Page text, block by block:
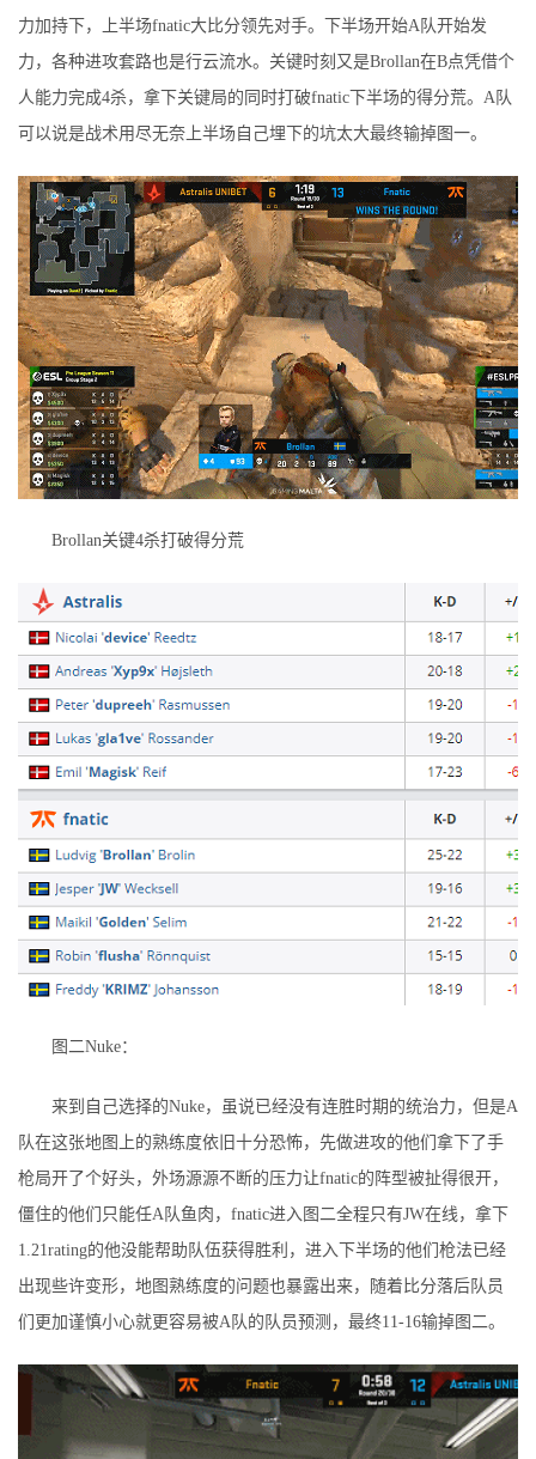
力加持下，上半场fnatic大比分领先对手。下半场开始A队开始发
力，各种进攻套路也是行云流水。关键时刻又是Brollan在B点凭借个
人能力完成4杀，拿下关键局的同时打破fnatic下半场的得分荒。A队
可以说是战术用尽无奈上半场自己埋下的坑太大最终输掉图一。
Brollan关键4杀打破得分荒
图二Nuke：
来到自己选择的Nuke，虽说已经没有连胜时期的统治力，但是A
队在这张地图上的熟练度依旧十分恐怖，先做进攻的他们拿下了手
枪局开了个好头，外场源源不断的压力让fnatic的阵型被扯得很开，
僵住的他们只能任A队鱼肉，fnatic进入图二全程只有JW在线，拿下
1.21rating的他没能帮助队伍获得胜利，进入下半场的他们枪法已经
出现些许变形，地图熟练度的问题也暴露出来，随着比分落后队员
们更加谨慎小心就更容易被A队的队员预测，最终11-16输掉图二。